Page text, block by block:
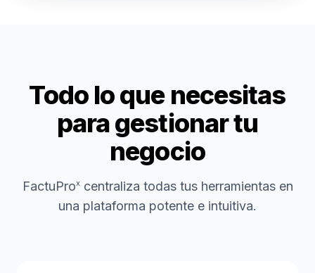
Todo lo que necesitas
para gestionar tu
negocio
FactuProxcentraliza todas tus herramientas en
una plataforma potente e intuitiva.